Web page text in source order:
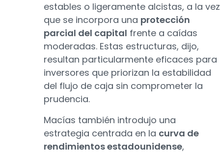
estables o ligeramente alcistas, a la vez
que se incorpora una protección
parcial del capital frente a caídas
moderadas. Estas estructuras, dijo,
resultan particularmente eficaces para
inversores que priorizan la estabilidad
del flujo de caja sin comprometer la
prudencia.
Macías también introdujo una
estrategia centrada en la curva de
rendimientos estadounidense,